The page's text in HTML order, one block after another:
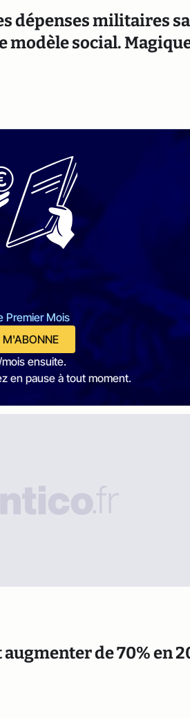
dépenses militaires
social. Magique
Premier Mois
M'ABONNE
ensuite.
en pause à tout moment.
de 70% en